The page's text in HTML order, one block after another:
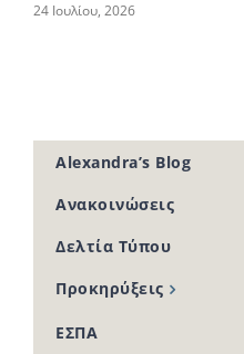
24 Ιουλίου, 2026
Alexandra’s Blog
Ανακοινώσεις
Δελτία Τύπου
Προκηρύξεις
ΕΣΠΑ